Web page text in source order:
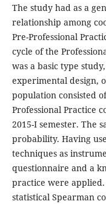
The study had as a
relationship among
Pre-Professional
cycle of the
was a basic type
experimental design,
population consisted
Professional Practice
2015-I semester. The
probability. Having
techniques as
questionnaire and a
practice were
statistical Spearman